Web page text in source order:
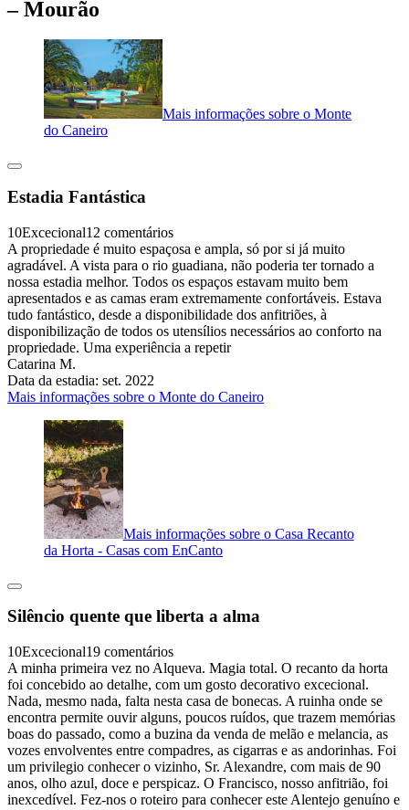
– Mourão
Mais informações sobre o Monte
do Caneiro
Estadia Fantástica
10Excecional12 comentários
A propriedade é muito espaçosa e ampla, só por si já muito
agradável. A vista para o rio guadiana, não poderia ter tornado a
nossa estadia melhor. Todos os espaços estavam muito bem
apresentados e as camas eram extremamente confortáveis. Estava
tudo fantástico, desde a disponibilidade dos anfitriões, à
disponibilização de todos os utensílios necessários ao conforto na
propriedade. Uma experiência a repetir
Catarina M.
Data da estadia: set. 2022
Mais informações sobre o Monte do Caneiro
Mais informações sobre o Casa Recanto
da Horta - Casas com EnCanto
Silêncio quente que liberta a alma
10Excecional19 comentários
A minha primeira vez no Alqueva. Magia total. O recanto da horta
foi concebido ao detalhe, com um gosto decorativo excecional.
Nada, mesmo nada, falta nesta casa de bonecas. A ruinha onde se
encontra permite ouvir alguns, poucos ruídos, que trazem memórias
boas do passado, como a buzina da venda de melão e melancia, as
vozes envolventes entre compadres, as cigarras e as andorinhas. Foi
um privilegio conhecer o vizinho, Sr. Alexandre, com mais de 90
anos, olho azul, doce e perspicaz. O Francisco, nosso anfitrião, foi
inexcedível. Fez-nos o roteiro para conhecer este Alentejo genuíno e